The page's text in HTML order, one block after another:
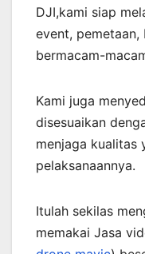
DJI,kami siap
event,
bermacam-
Kami juga
disesuaikan
menjaga kualitas
pelaksanaannya.
Itulah sekilas
memakai Jasa